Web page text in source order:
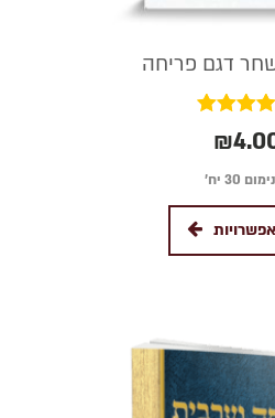
דגם פריחה
דורג
5.00
₪
30 יח׳